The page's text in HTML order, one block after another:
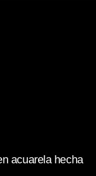
acuarela hecha